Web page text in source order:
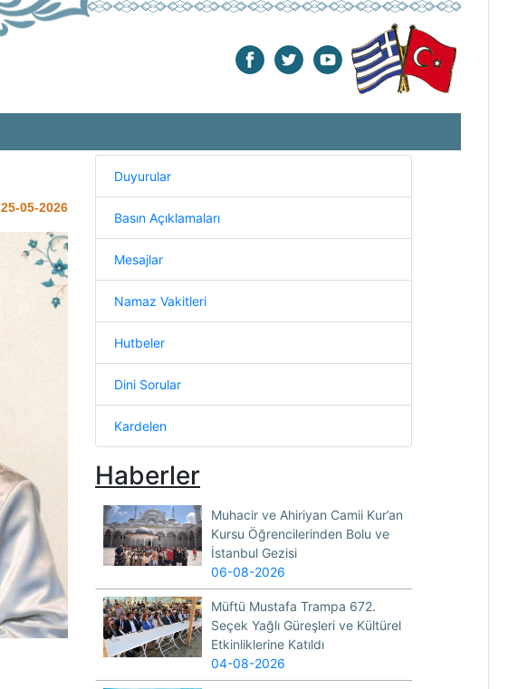
25-05-2026
Duyurular
Basın Açıklamaları
Mesajlar
Namaz Vakitleri
Hutbeler
Dini Sorular
Kardelen
Haberler
Muhacir ve Ahiriyan Camii Kur’an
Kursu Öğrencilerinden Bolu ve
İstanbul Gezisi
06-08-2026
Müftü Mustafa Trampa 672.
Seçek Yağlı Güreşleri ve Kültürel
Etkinliklerine Katıldı
04-08-2026